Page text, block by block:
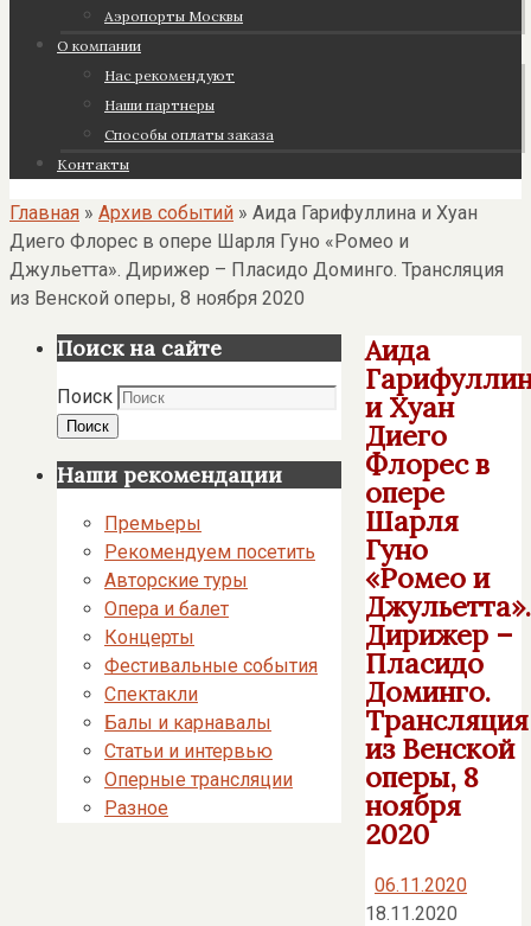
Аэропорты Москвы
О компании
Нас рекомендуют
Наши партнеры
Cпособы оплаты заказа
Контакты
Главная » Архив событий » Аида Гарифуллина и Хуан
Диего Флорес в опере Шарля Гуно «Ромео и
Джульетта». Дирижер – Пласидо Доминго. Трансляция
из Венской оперы, 8 ноября 2020
Аида
и Хуан
Диего
Флорес в
опере
Шарля
Гуно
«Ромео и
Джульетта».
Дирижер –
Пласидо
Доминго.
Трансляция
из Венской
оперы, 8
ноября
2020
06.11.2020
18.11.2020
Поиск на сайте
Поиск
Поиск
Наши рекомендации
Премьеры
Рекомендуем посетить
Авторские туры
Опера и балет
Концерты
Фестивальные события
Спектакли
Балы и карнавалы
Статьи и интервью
Оперные трансляции
Разное